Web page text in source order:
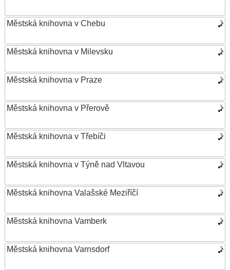
Městská knihovna v Chebu
Městská knihovna v Milevsku
Městská knihovna v Praze
Městská knihovna v Přerově
Městská knihovna v Třebíči
Městská knihovna v Týně nad Vltavou
Městská knihovna Valašské Meziříčí
Městská knihovna Vamberk
Městská knihovna Varnsdorf